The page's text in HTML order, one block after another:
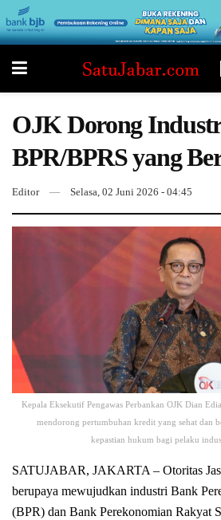
OJK Dorong
BPR/BPRS yang
Editor Selasa, 02 Juni 2026 - 04:45
Kepala Eksekutif Pengawas Perbankan OJK Dian
mendorong pertumbuhan kredit yang sehat dan
kepastian hukum bagi pelaku
SATUJABAR, JAKARTA – Otoritas
berupaya mewujudkan industri Bank
(BPR) dan Bank Perekonomian Rakyat